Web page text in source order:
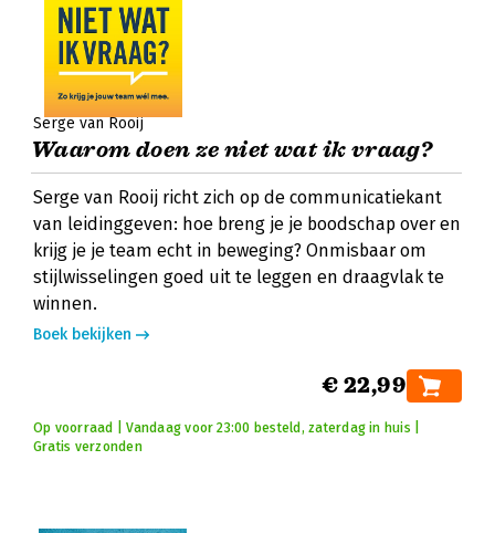
Serge van Rooij
Waarom doen ze niet wat ik vraag?
Serge van Rooij richt zich op de communicatiekant
van leidinggeven: hoe breng je je boodschap over en
krijg je je team echt in beweging? Onmisbaar om
stijlwisselingen goed uit te leggen en draagvlak te
winnen.
Boek bekijken
€ 22,99
Op voorraad | Vandaag voor 23:00 besteld, zaterdag in huis |
Gratis verzonden